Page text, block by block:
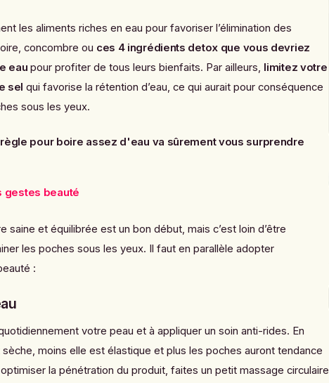
les aliments riches en eau pour favoriser l’élimination des
concombre ou ces 4 ingrédients detox que vous devriez
eau pour profiter de tous leurs bienfaits. Par ailleurs, limitez votre
sel qui favorise la rétention d’eau, ce qui aurait pour conséquence
sous les yeux.
pour boire assez d'eau va sûrement vous surprendre
gestes beauté
saine et équilibrée est un bon début, mais c’est loin d’être
les poches sous les yeux. Il faut en parallèle adopter
:
votre peau et à appliquer un soin anti-rides. En
moins elle est élastique et plus les poches auront tendance
la pénétration du produit, faites un petit massage circulaire